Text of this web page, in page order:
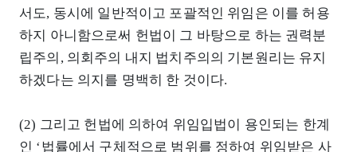
서도, 동시에 일반적이고 포괄적인 위임은 이를 허용
하지 아니함으로써 헌법이 그 바탕으로 하는 권력분
립주의, 의회주의 내지 법치주의의 기본원리는 유지
하겠다는 의지를 명백히 한 것이다.
(2) 그리고 헌법에 의하여 위임입법이 용인되는 한계
인 ‘법률에서 구체적으로 범위를 정하여 위임받은 사